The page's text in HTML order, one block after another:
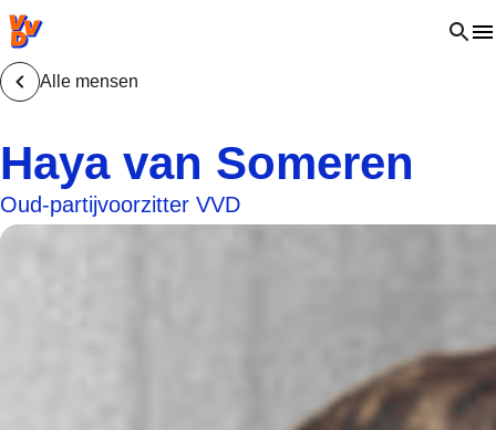
VVD.nl - Ga naar de homepage Open
Alle mensen
Haya van Someren
Oud-partijvoorzitter VVD